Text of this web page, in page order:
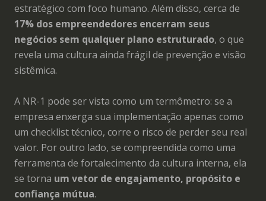
estratégico com foco humano. Além disso, cerca de
17% dos empreendedores encerram seus
negócios sem qualquer plano estruturado, o que
revela uma cultura ainda frágil de prevenção e visão
sistêmica.
A NR-1 pode ser vista como um termômetro: se a
empresa enxerga sua implementação apenas como
um checklist técnico, corre o risco de perder seu real
valor. Por outro lado, se compreendida como uma
ferramenta de fortalecimento da cultura interna, ela
se torna um vetor de engajamento, propósito e
confiança mútua.